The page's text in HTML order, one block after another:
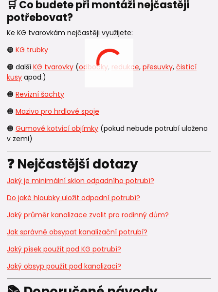
🛒 Co budete při montáži nejčastěji
potřebovat?
Ke KG tvarovkám nejčastěji využijete:
🟠 KG trubky
🟠 další KG tvarovky (odbočky, redukce, přesuvky, čistící
kusy apod.)
🟠 Revizní šachty
🟠 Mazivo pro hrdlové spoje
🟠 Gumové kotvicí objímky (pokud nebude potrubí uloženo
v zemi)
❓ Nejčastější dotazy
Jaký je minimální sklon odpadního potrubí?
Do jaké hloubky uložit odpadní potrubí?
Jaký průměr kanalizace zvolit pro rodinný dům?
Jak správně obsypat kanalizační potrubí?
Jaký písek použít pod KG potrubí?
Jaký obsyp použít pod kanalizaci?